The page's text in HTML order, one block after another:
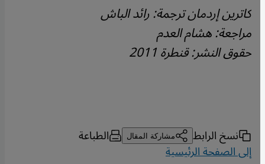
كاترين إردمانترجمة: رائد الباش
مراجعة: هشام العدم
حقوق النشر: قنطرة 2011
نسخ الرابط مشاركة المقال الطباعة
إلى الصفحة الرئيسية